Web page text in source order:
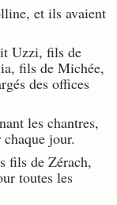
et ils avaient
Uzzi, fils de
fils de Michée,
des offices
les chantres,
jour.
fils de Zérach,
toutes les